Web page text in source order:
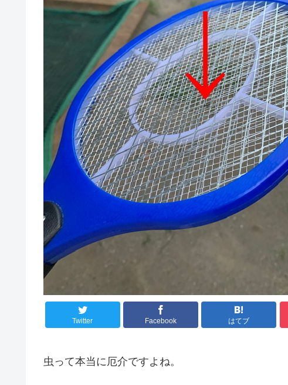
Twitter Facebook はてブ
虫って本当に厄介ですよね。